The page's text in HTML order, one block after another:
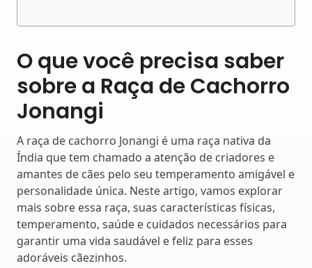
O que você precisa saber
sobre a Raça de Cachorro
Jonangi
A raça de cachorro Jonangi é uma raça nativa da
Índia que tem chamado a atenção de criadores e
amantes de cães pelo seu temperamento amigável e
personalidade única. Neste artigo, vamos explorar
mais sobre essa raça, suas características físicas,
temperamento, saúde e cuidados necessários para
garantir uma vida saudável e feliz para esses
adoráveis cãezinhos.